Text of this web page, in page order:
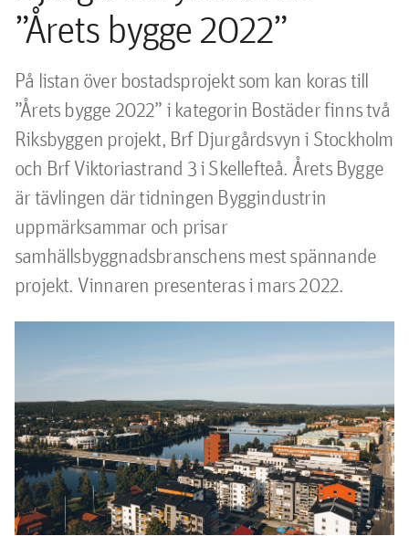
”Årets bygge 2022”
På listan över bostadsprojekt som kan koras till
”Årets bygge 2022” i kategorin Bostäder finns två
Riksbyggen projekt, Brf Djurgårdsvyn i Stockholm
och Brf Viktoriastrand 3 i Skellefteå. Årets Bygge
är tävlingen där tidningen Byggindustrin
uppmärksammar och prisar
samhällsbyggnadsbranschens mest spännande
projekt. Vinnaren presenteras i mars 2022.